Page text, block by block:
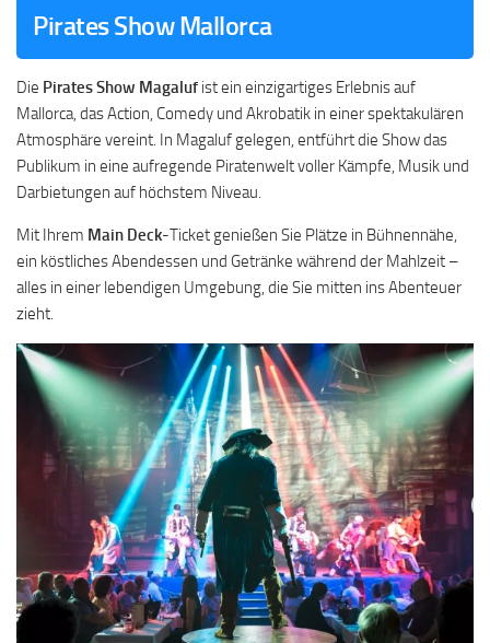
Pirates Show Mallorca
Die Pirates Show Magaluf ist ein einzigartiges Erlebnis auf
Mallorca, das Action, Comedy und Akrobatik in einer spektakulären
Atmosphäre vereint. In Magaluf gelegen, entführt die Show das
Publikum in eine aufregende Piratenwelt voller Kämpfe, Musik und
Darbietungen auf höchstem Niveau.
Mit Ihrem Main Deck-Ticket genießen Sie Plätze in Bühnennähe,
ein köstliches Abendessen und Getränke während der Mahlzeit –
alles in einer lebendigen Umgebung, die Sie mitten ins Abenteuer
zieht.